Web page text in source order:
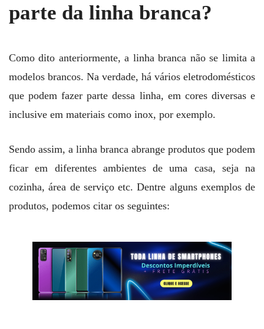
parte da linha branca?
Como dito anteriormente, a linha branca não se limita a
modelos brancos. Na verdade, há vários eletrodomésticos
que podem fazer parte dessa linha, em cores diversas e
inclusive em materiais como inox, por exemplo.
Sendo assim, a linha branca abrange produtos que podem
ficar em diferentes ambientes de uma casa, seja na
cozinha, área de serviço etc. Dentre alguns exemplos de
produtos, podemos citar os seguintes: